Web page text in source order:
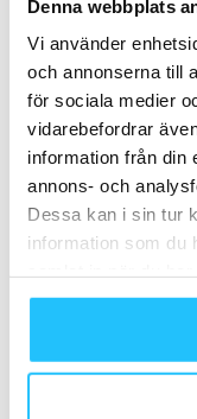
Denna webbplats
Vi använder
och annonserna till
för sociala medier
vidarebefordrar
information från din
annons- och
Dessa kan i sin tur
information som du
Relaterade artiklar
till